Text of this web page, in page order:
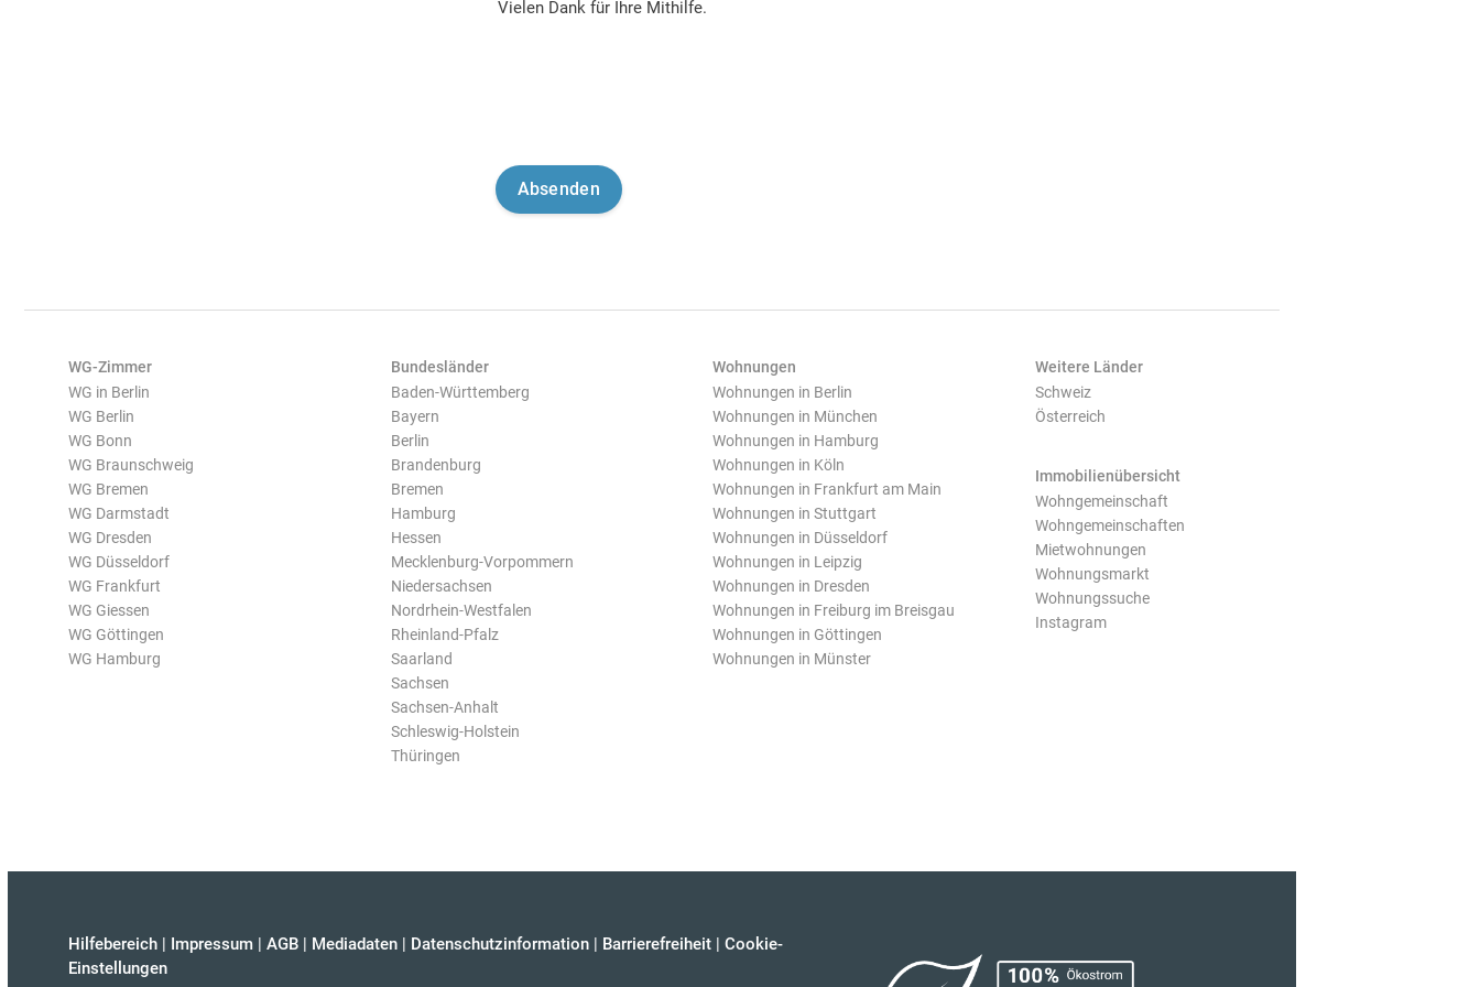
Vielen Dank für Ihre Mithilfe.
WG-Zimmer
WG in Berlin
WG Berlin
WG Bonn
WG Braunschweig
WG Bremen
WG Darmstadt
WG Dresden
WG Düsseldorf
WG Frankfurt
WG Giessen
WG Göttingen
WG Hamburg
Bundesländer
Baden-Württemberg
Bayern
Berlin
Brandenburg
Bremen
Hamburg
Hessen
Mecklenburg-Vorpommern
Niedersachsen
Nordrhein-Westfalen
Rheinland-Pfalz
Saarland
Sachsen
Sachsen-Anhalt
Schleswig-Holstein
Thüringen
Wohnungen
Wohnungen in Berlin
Wohnungen in München
Wohnungen in Hamburg
Wohnungen in Köln
Wohnungen in Frankfurt am Main
Wohnungen in Stuttgart
Wohnungen in Düsseldorf
Wohnungen in Leipzig
Wohnungen in Dresden
Wohnungen in Freiburg im Breisgau
Wohnungen in Göttingen
Wohnungen in Münster
Weitere Länder
Schweiz
Österreich
Immobilienübersicht
Wohngemeinschaft
Wohngemeinschaften
Mietwohnungen
Wohnungsmarkt
Wohnungssuche
Instagram
Hilfebereich | Impressum | AGB | Mediadaten | Datenschutzinformation | Barrierefreiheit | Cookie-
Einstellungen